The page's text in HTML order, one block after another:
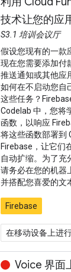
技术让您的应
S3.1 培训会议厅
假设您现有的一款
现在您需要添加付
推送通知或其他应
如何在不启动您自
这些任务？
Codelab 中，您将
函数，以响应
将这些函数部署到
Firebase，让它们
自动扩缩。为了充
请务必在您的机器
并搭配您喜爱的文
Firebase
在移动设备上进
Voice 界面